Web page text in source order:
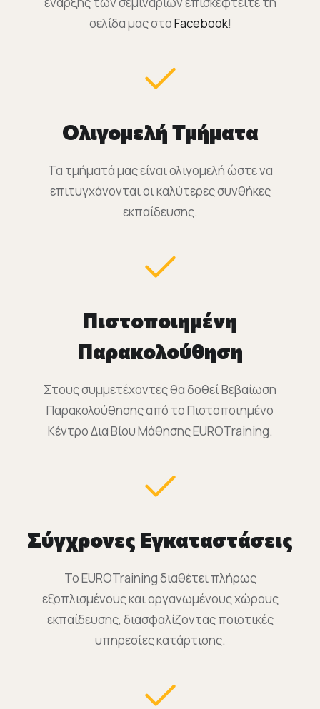
σελίδα μας στοFacebook!
Ολιγομελή Τμήματα
Τα τμήματά μας είναι ολιγομελή ώστε να
επιτυγχάνονται οι καλύτερες συνθήκες
εκπαίδευσης.
Πιστοποιημένη
Παρακολούθηση
Στους συμμετέχοντες θα δοθεί Βεβαίωση
Παρακολούθησης από το Πιστοποιημένο
Κέντρο Δια Βίου Μάθησης EUROTraining.
Σύγχρονες Εγκαταστάσεις
Το EUROTraining διαθέτει πλήρως
εξοπλισμένους και οργανωμένους χώρους
εκπαίδευσης, διασφαλίζοντας ποιοτικές
υπηρεσίες κατάρτισης.